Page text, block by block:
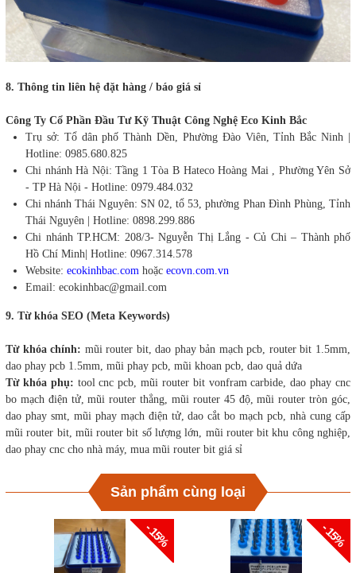
8. Thông tin liên hệ đặt hàng / báo giá sỉ
Công Ty Cổ Phần Đầu Tư Kỹ Thuật Công Nghệ Eco Kinh Bắc
Trụ sở: Tổ dân phố Thành Dền, Phường Đào Viên, Tỉnh Bắc Ninh |
Hotline: 0985.680.825
Chi nhánh Hà Nội: Tầng 1 Tòa B Hateco Hoàng Mai , Phường Yên Sở
- TP Hà Nội - Hotline: 0979.484.032
Chi nhánh Thái Nguyên: SN 02, tổ 53, phường Phan Đình Phùng, Tỉnh
Thái Nguyên | Hotline: 0898.299.886
Chi nhánh TP.HCM: 208/3- Nguyễn Thị Lắng - Củ Chi – Thành phố
Hồ Chí Minh| Hotline: 0967.314.578
Website: ecokinhbac.com hoặc ecovn.com.vn
Email: ecokinhbac@gmail.com
9. Từ khóa SEO (Meta Keywords)
Từ khóa chính: mũi router bit, dao phay bản mạch pcb, router bit 1.5mm,
dao phay pcb 1.5mm, mũi phay pcb, mũi khoan pcb, dao quả dứa
Từ khóa phụ: tool cnc pcb, mũi router bit vonfram carbide, dao phay cnc
bo mạch điện tử, mũi router thẳng, mũi router 45 độ, mũi router tròn góc,
dao phay smt, mũi phay mạch điện tử, dao cắt bo mạch pcb, nhà cung cấp
mũi router bit, mũi router bit số lượng lớn, mũi router bit khu công nghiệp,
dao phay cnc cho nhà máy, mua mũi router bit giá sỉ
Sản phẩm cùng loại
- 15% - 15%